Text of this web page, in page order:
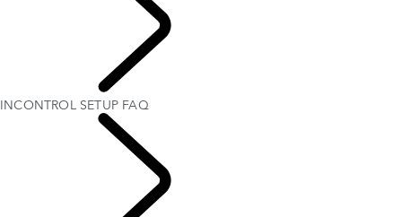
INCONTROL SETUP FAQ